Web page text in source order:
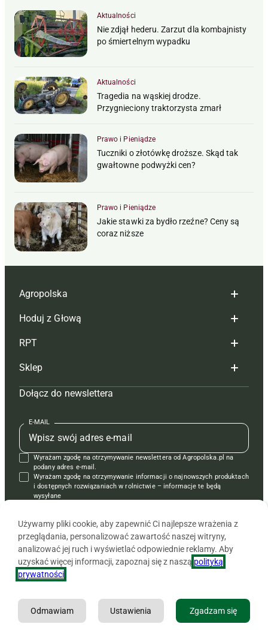
Aktualności
Nie zdjął hederu. Zarzut dla kombajnisty
po śmiertelnym wypadku
Aktualności
Tragedia na wąskiej drodze.
Przygnieciony traktorzysta zmarł
Prawo i Pieniądze
Tuczniki o złotówkę droższe. Skąd tak
gwałtowne podwyżki cen?
Prawo i Pieniądze
Jakie stawki za bydło rzeźne? Ceny są
coraz niższe
Agropolska
Redakcja
Reklama
Tagi
Mapa serwisu
Kontakt
Regulamin
Polityka prywatności
Hoduj z Głową
Hoduj z głową bydło
Hoduj z głową świnie
Prenumerata
Redakcja
Kontakt
Reklama
RPT
Redakcja
Prenumerata
Reklama
Kontakt
Krzyżówki
Sklep
Czasopisma i prenumerata
Książki
Regulamin
Dołącz do newslettera
E-MAIL
Wyrażam zgodę na otrzymywanie newslettera od Agropolska.pl na
podany adres e-mail.
Wyrażam zgodę na otrzymywanie informacji o najnowszych produktach
i dostępnych rozwiązaniach w rolnictwie – informacje te będą
wysyłane
Copyright © 2026 Agencja Promocji Rolnictwa i Agrobiznesu APRA
Używamy pliki cookie, aby zapewnić Ci najlepsze wrażenia z
przeglądania, personalizować zawartość naszej witryny,
analizować jej ruch i wyświetlać odpowiednie reklamy. Aby
uzyskać więcej informacji, zapoznaj się z naszą polityką
prywatności
Zgadzam się
Ustawienia
Odmawiam